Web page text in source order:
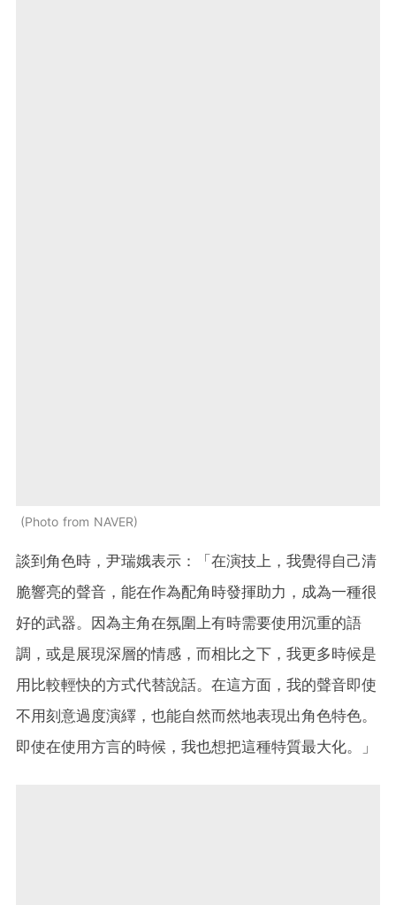
Photo from NAVER
談到角色時，尹瑞娥表示：「在演技上，我覺得自己清
脆響亮的聲音，能在作為配角時發揮助力，成為一種很
好的武器。因為主角在氛圍上有時需要使用沉重的語
調，或是展現深層的情感，而相比之下，我更多時候是
用比較輕快的方式代替說話。在這方面，我的聲音即使
不用刻意過度演繹，也能自然而然地表現出角色特色。
即使在使用方言的時候，我也想把這種特質最大化。」